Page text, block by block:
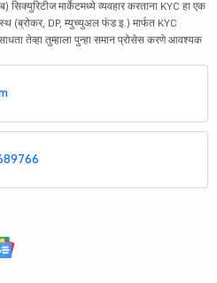
सिक्युरिटीज मार्केटमध्ये व्यवहार करताना KYC हा एक
(ब्रोकर, DP, म्युच्युअल फंड इ.) मार्फत KYC
तेव्हा तुम्हाला पुन्हा समान प्रोसेस करणे आवश्यक